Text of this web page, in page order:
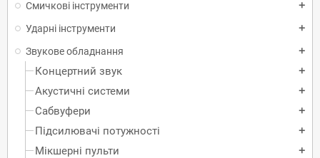
Смичкові інструменти add
Ударні інструменти add
Звукове обладнання add
Концертний звук add
Акустичні системи add
Сабвуфери add
Підсилювачі потужності add
Мікшерні пульти add